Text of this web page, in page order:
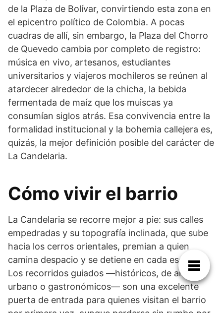
de la Plaza de Bolívar, convirtiendo esta zona en
el epicentro político de Colombia. A pocas
cuadras de allí, sin embargo, la Plaza del Chorro
de Quevedo cambia por completo de registro:
música en vivo, artesanos, estudiantes
universitarios y viajeros mochileros se reúnen al
atardecer alrededor de la chicha, la bebida
fermentada de maíz que los muiscas ya
consumían siglos atrás. Esa convivencia entre la
formalidad institucional y la bohemia callejera es,
quizás, la mejor definición posible del carácter de
La Candelaria.
Cómo vivir el barrio
La Candelaria se recorre mejor a pie: sus calles
empedradas y su topografía inclinada, que sube
hacia los cerros orientales, premian a quien
camina despacio y se detiene en cada esquina.
Los recorridos guiados —históricos, de arte
urbano o gastronómicos— son una excelente
puerta de entrada para quienes visitan el barrio